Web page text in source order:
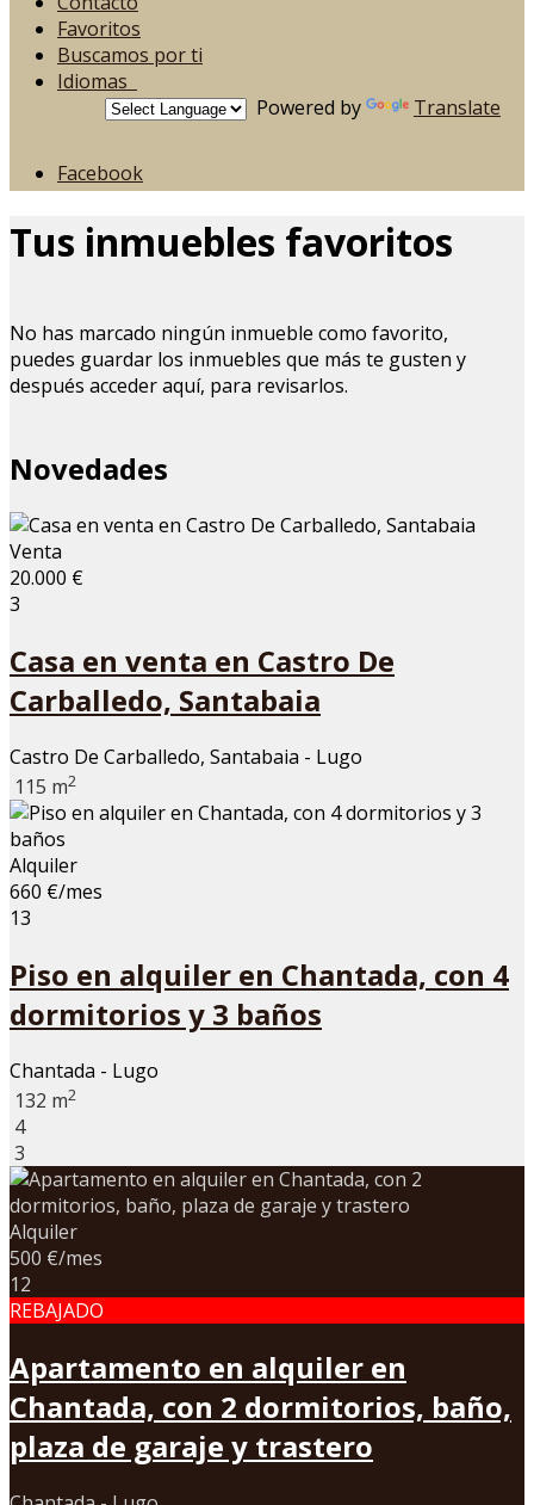
Favoritos
Buscamos por ti
Idiomas
Powered by
Translate
Facebook
Tus inmuebles favoritos
No has marcado ningún inmueble como favorito,
puedes guardar los inmuebles que más te gusten y
después acceder aquí, para revisarlos.
Novedades
Venta
20.000 €
3
Casa en venta en Castro De
Carballedo, Santabaia
Castro De Carballedo, Santabaia - Lugo
115 m2
Alquiler
660 €/mes
13
Piso en alquiler en Chantada, con 4
dormitorios y 3 baños
Chantada - Lugo
132 m2
4
3
Alquiler
500 €/mes
12
REBAJADO
Apartamento en alquiler en
Chantada, con 2 dormitorios, baño,
plaza de garaje y trastero